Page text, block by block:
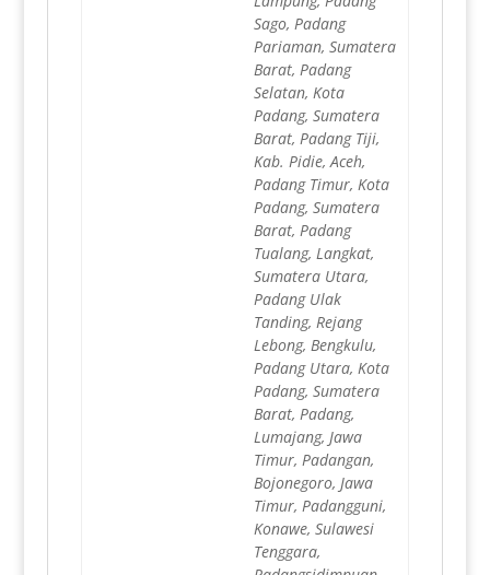
Sago, Padang
Pariaman, Sumatera
Barat, Padang
Selatan, Kota
Padang, Sumatera
Barat, Padang Tiji,
Kab. Pidie, Aceh,
Padang Timur, Kota
Padang, Sumatera
Barat, Padang
Tualang, Langkat,
Sumatera Utara,
Padang Ulak
Tanding, Rejang
Lebong, Bengkulu,
Padang Utara, Kota
Padang, Sumatera
Barat, Padang,
Lumajang, Jawa
Timur, Padangan,
Bojonegoro, Jawa
Timur, Padangguni,
Konawe, Sulawesi
Tenggara,